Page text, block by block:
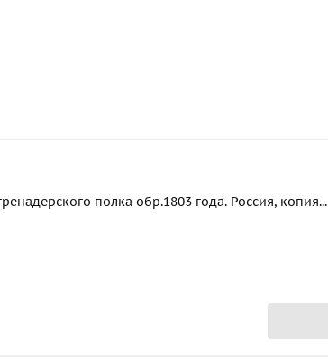
полка обр.1803 года. Россия, копия...